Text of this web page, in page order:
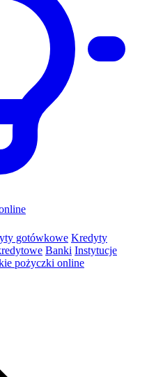
gotówkowe Kredyty
Banki Instytucje
pożyczki online